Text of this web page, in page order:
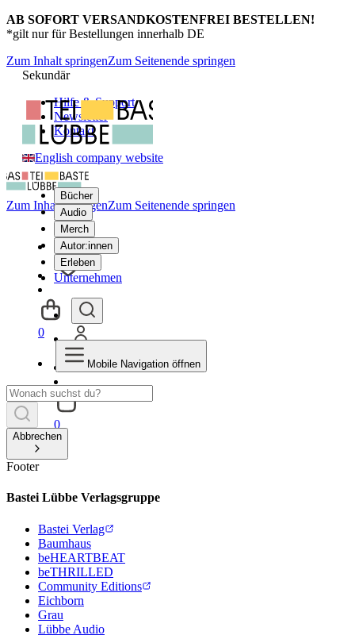
AB SOFORT VERSANDKOSTENFREI BESTELLEN!
*gilt nur für Bestellungen innerhalb DE
Zum Inhalt springenZum Seitenende springen
Sekundär
Hilfe & Support
Newsletter
Kontakt
English company website
Bücher
Audio
Merch
Autor:innen
Erleben
Unternehmen
0
Zum Inhalt springenZum Seitenende springen
0
Mobile Navigation öffnen
Abbrechen
Footer
Bastei Lübbe Verlagsgruppe
Bastei Verlag
Baumhaus
beHEARTBEAT
beTHRILLED
Community Editions
Eichborn
Grau
Lübbe Audio